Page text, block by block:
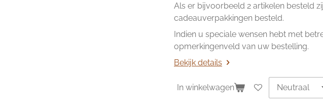
Als er bijvoorbeeld 2 artikelen besteld
cadeauverpakkingen besteld.
Indien u speciale wensen hebt met
opmerkingenveld van uw bestelling.
Bekijk details
In winkelwagen